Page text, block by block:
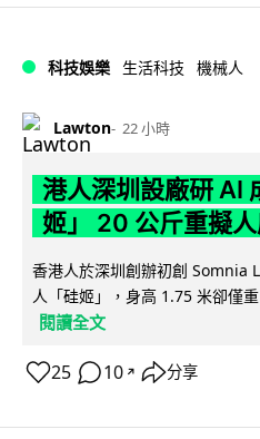
科技娛樂 生活科技 機械人
Lawton 22 小時
港人深圳設廠研 AI
姬」 20 公斤重擬
香港人於深圳創辦初創 Somnia
人「硅姬」，身高 1.75 米卻僅
閱讀全文
25 10 ↗ 分享